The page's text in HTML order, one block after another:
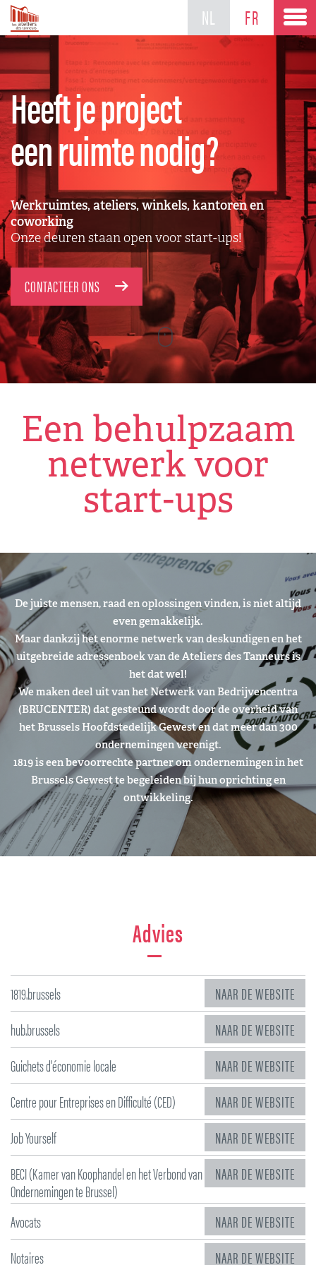
NL FR
Heeft je project
een ruimte nodig?
Werkruimtes, ateliers, winkels, kantoren en
coworking
Onze deuren staan open voor start-ups!
CONTACTEER ONS
Een behulpzaam
netwerk voor
start-ups
De juiste mensen, raad en oplossingen vinden, is niet altijd
even gemakkelijk.
Maar dankzij het enorme netwerk van deskundigen en het
uitgebreide adressenboek van de Ateliers des Tanneurs is
het dat wel!
We maken deel uit van het Netwerk van Bedrijvencentra
(BRUCENTER) dat gesteund wordt door de overheid van
het Brussels Hoofdstedelijk Gewest en dat meer dan 300
ondernemingen verenigt.
1819 is een bevoorrechte partner om ondernemingen in het
Brussels Gewest te begeleiden bij hun oprichting en
ontwikkeling.
Advies
1819.brussels
NAAR DE WEBSITE
hub.brussels
NAAR DE WEBSITE
Guichets d'économie locale
NAAR DE WEBSITE
Centre pour Entreprises en Difficulté (CED)
NAAR DE WEBSITE
Job Yourself
NAAR DE WEBSITE
BECI (Kamer van Koophandel en het Verbond van
Ondernemingen te Brussel)
NAAR DE WEBSITE
Avocats
NAAR DE WEBSITE
Notaires
NAAR DE WEBSITE